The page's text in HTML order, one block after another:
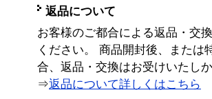
返品について
お客様のご都合による返品・交
ください。 商品開封後、または
合、返品・交換はお受けいたし
⇒返品について詳しくはこちら